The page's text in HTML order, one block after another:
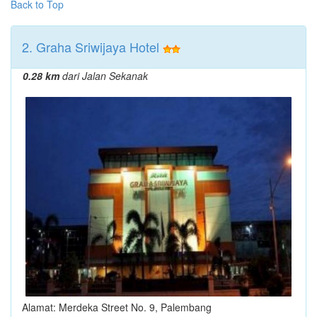
Back to Top
2. Graha Sriwijaya Hotel
0.28 kmdari Jalan Sekanak
Alamat: Merdeka Street No. 9, Palembang